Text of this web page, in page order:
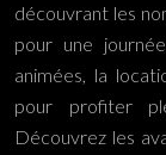
découvrant les
pour une
animées, la
pour profiter
Découvrez les